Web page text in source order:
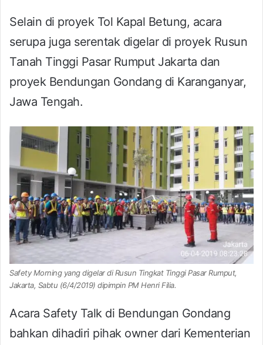
Selain di proyek Tol Kapal Betung, acara
serupa juga serentak digelar di proyek Rusun
Tanah Tinggi Pasar Rumput Jakarta dan
proyek Bendungan Gondang di Karanganyar,
Jawa Tengah.
Safety Morning yang digelar di Rusun Tingkat Tinggi Pasar Rumput,
Jakarta, Sabtu (6/4/2019) dipimpin PM Henri Filia.
Acara Safety Talk di Bendungan Gondang
bahkan dihadiri pihak owner dari Kementerian